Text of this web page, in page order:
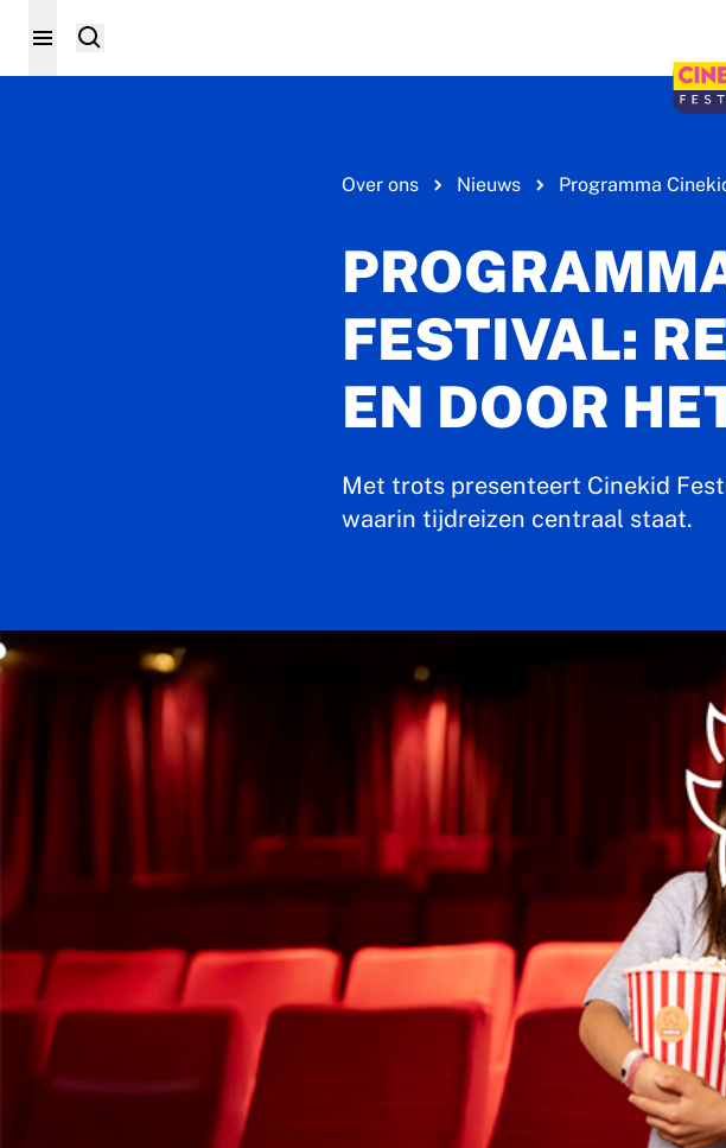
Over ons Nieuws Programma
FESTIVAL:
EN DOOR
Met trots presenteert Cinekid
waarin tijdreizen centraal staat.